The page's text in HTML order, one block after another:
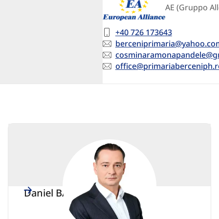
AE (Gruppo
Telephone
number
+40 726 173643
Email
Email
Email
Daniel BĂLUȚĂ
PSE